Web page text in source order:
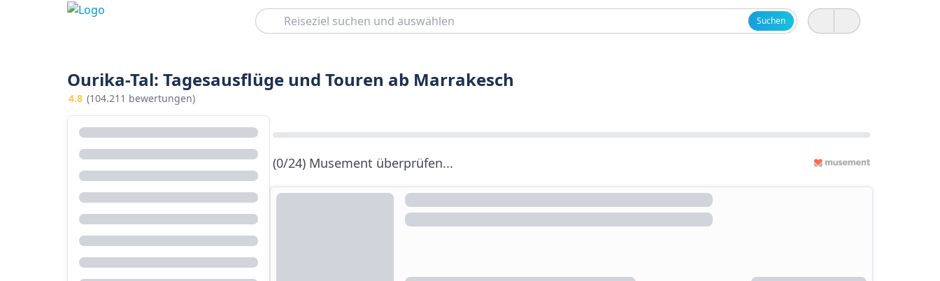
Suchen
Suchen
Ourika-Tal: Tagesausflüge und Touren ab Marrakesch
4.8 (104.211 bewertungen)
(0/24) Musement überprüfen...